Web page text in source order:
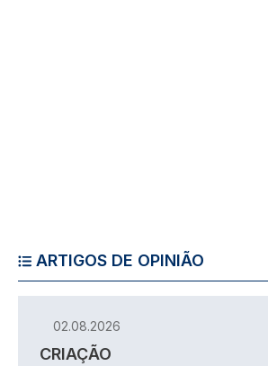
ARTIGOS DE OPINIÃO
02.08.2026
CRIAÇÃO